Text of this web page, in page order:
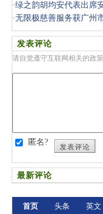
访调研
·绿之韵胡均安代表出席
六次会议
·无限极慈善服务获广州
发表评论
请自觉遵守互联网相关的政
匿名?
发表评论
最新评论
首页
头条
英文